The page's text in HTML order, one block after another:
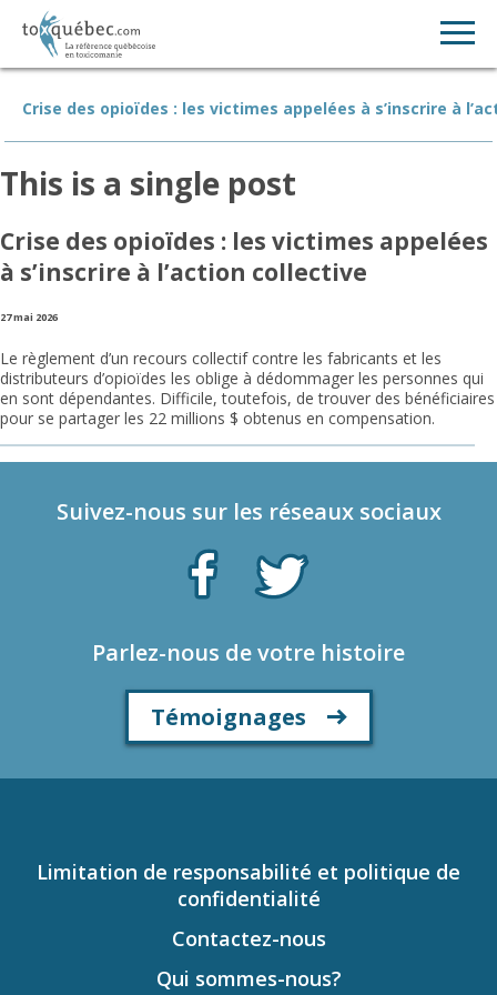
Crise des opioïdes : les victimes appelées à s’inscrire à
This is a single post
Crise des opioïdes : les victimes appelées
à s’inscrire à l’action collective
27 mai 2026
Le règlement d’un recours collectif contre les fabricants et les
distributeurs d’opioïdes les oblige à dédommager les personnes qui
en sont dépendantes. Difficile, toutefois, de trouver des bénéficiaires
pour se partager les 22 millions $ obtenus en compensation.
Suivez-nous sur les réseaux sociaux
Parlez-nous de votre histoire
Témoignages
Limitation de responsabilité et politique de
confidentialité
Contactez-nous
Qui sommes-nous?